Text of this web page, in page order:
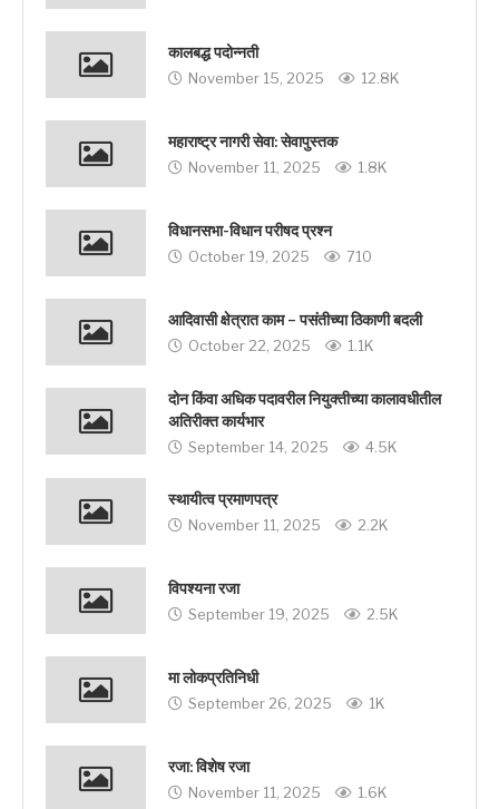
कालबद्ध पदोन्नती
November 15, 2025 12.8K
महाराष्ट्र नागरी सेवा: सेवापुस्तक
November 11, 2025 1.8K
विधानसभा-विधान परीषद प्रश्‍न
October 19, 2025 710
आदिवासी क्षेत्रात काम – पसंतीच्या ठिकाणी बदली
October 22, 2025 1.1K
दोन किंवा अधिक पदावरील नियुक्तीच्या कालावधीतील
अतिरीक्त कार्यभार
September 14, 2025 4.5K
स्थायीत्व प्रमाणपत्र
November 11, 2025 2.2K
विपश्यना रजा
September 19, 2025 2.5K
मा लोकप्रतिनिधी
September 26, 2025 1K
रजा: विशेष रजा
November 11, 2025 1.6K